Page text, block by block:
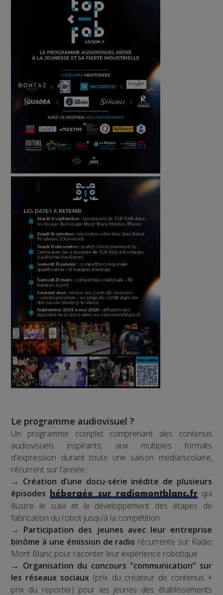
Le programme audiovisuel ?
Un programme complet comprenant des contenus
audiovisuels inspirants, aux multiples formats
d'expression durant toute une saison média/scolaire,
récurrent sur l’année :
→ Création d’une docu-série inédite de plusieurs
épisodes
hébergée sur radiomontblanc.frqui
illustre le suivi et le développement des étapes de
fabrication du robot jusqu’à la compétition
→ Participation des jeunes avec leur entreprise
binôme à une émission de radio récurrente sur Radio
Mont Blanc pour raconter leur expérience robotique
→ Organisation du concours "communication” sur
les réseaux sociaux (prix du créateur de contenus +
prix du reporter) pour les jeunes des établissements